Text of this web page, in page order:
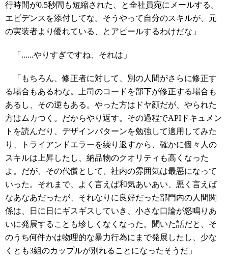
行時間が0.5秒間も短縮された、と全社員宛にメールする。
エビデンスを添付してな。そうやって自分のスキルが、元
の実装者より優れている、とアピールするわけだな」
「......やりすぎですね、それは」
「もちろん、修正者に対して、別の人間がさらに修正す
る場合もあるわな。上司のコードを部下が修正する場合も
あるし、その逆もある。やった方はドヤ顔だが、やられた
方はムカつく。だからやり返す。その過程でAPIドキュメン
トを読んだり、デザインパターンを勉強して適用してみた
り、トライアンドエラーを繰り返すから、確かに個々人の
スキルは上昇したし、納品物のクオリティも高くなった
よ。だが、その代償として、社内の雰囲気は最悪になって
いった。それまで、よく言えば和気あいあい、悪く言えば
なあなあだったが、それなりに良好だった部門内の人間関
係は、日に日にギスギスしていき、小さな口論が怒鳴りあ
いに発展することも珍しくなくなった。聞いた話だと、そ
のうち何件かは物理的な暴力行為にまで発展したし、少な
くとも3組のカップルが別れることになったそうだ」